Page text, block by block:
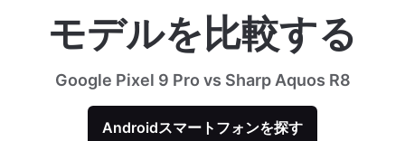
モデルを比較する
Google Pixel 9 Pro vs Sharp Aquos R8
Androidスマートフォンを探す